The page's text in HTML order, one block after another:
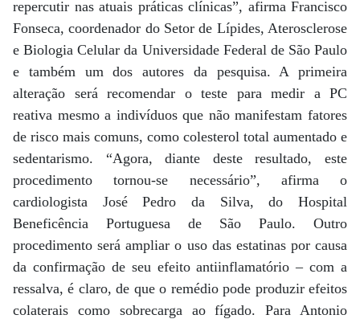
repercutir nas atuais práticas clínicas”, afirma Francisco
Fonseca, coordenador do Setor de Lípides, Aterosclerose
e Biologia Celular da Universidade Federal de São Paulo
e também um dos autores da pesquisa. A primeira
alteração será recomendar o teste para medir a PC
reativa mesmo a indivíduos que não manifestam fatores
de risco mais comuns, como colesterol total aumentado e
sedentarismo. “Agora, diante deste resultado, este
procedimento tornou-se necessário”, afirma o
cardiologista José Pedro da Silva, do Hospital
Beneficência Portuguesa de São Paulo. Outro
procedimento será ampliar o uso das estatinas por causa
da confirmação de seu efeito antiinflamatório – com a
ressalva, é claro, de que o remédio pode produzir efeitos
colaterais como sobrecarga ao fígado. Para Antonio